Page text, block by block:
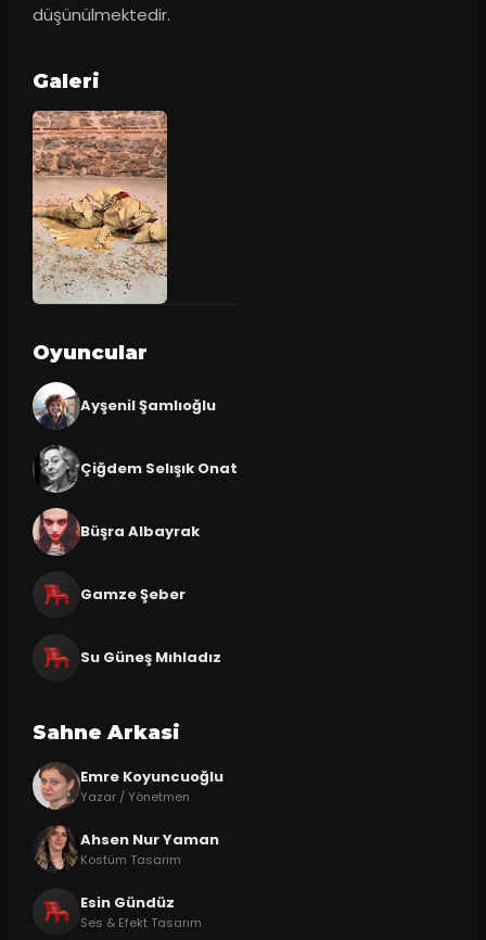
düşünülmektedir.
Galeri
Oyuncular
Ayşenil Şamlıoğlu
Çiğdem Selışık Onat
Büşra Albayrak
Gamze Şeber
Su Güneş Mıhladız
Sahne Arkasi
Emre Koyuncuoğlu
Yazar / Yönetmen
Ahsen Nur Yaman
Kostüm Tasarım
Esin Gündüz
Ses & Efekt Tasarım